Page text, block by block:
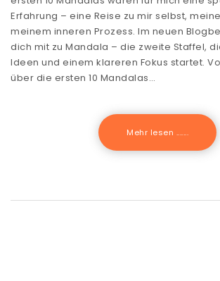
Erfahrung – eine Reise zu mir selbst,
meinem inneren Prozess. Im neuen
dich mit zu Mandala – die zweite Staffel,
Ideen und einem klareren Fokus startet.
über die ersten 10 Mandalas…
Mehr lesen .......